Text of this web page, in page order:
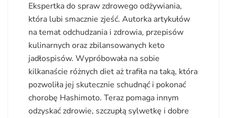
Ekspertka do spraw zdrowego odżywiania,
która lubi smacznie zjeść. Autorka artykułów
na temat odchudzania i zdrowia, przepisów
kulinarnych oraz zbilansowanych keto
jadłospisów. Wypróbowała na sobie
kilkanaście różnych diet aż trafiła na taką, która
pozwoliła jej skutecznie schudnąć i pokonać
chorobę Hashimoto. Teraz pomaga innym
odzyskać zdrowie, szczupłą sylwetkę i dobre